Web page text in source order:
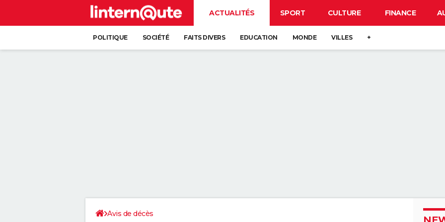
ACTUALITÉS SPORT CULTURE FINANCE
POLITIQUE SOCIÉTÉ FAITS DIVERS EDUCATION MONDE VILLES +
Avis de décès